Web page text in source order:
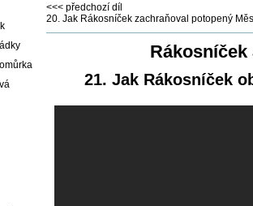
<<< předchozí díl
20. Jak Rákosníček zachraňoval potopený
Rákosníček
21. Jak Rákosníček